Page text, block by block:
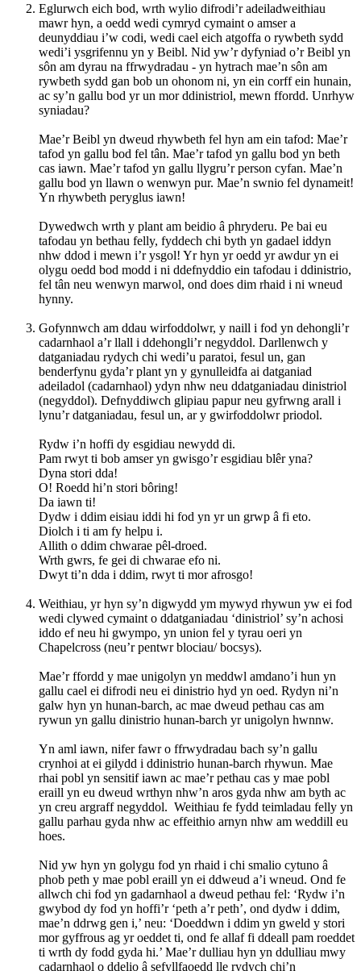
Eglurwch eich bod, wrth wylio difrodi’r adeiladweithiau
mawr hyn, a oedd wedi cymryd cymaint o amser a
deunyddiau i’w codi, wedi cael eich atgoffa o rywbeth sydd
wedi’i ysgrifennu yn y Beibl. Nid yw’r dyfyniad o’r Beibl yn
sôn am dyrau na ffrwydradau - yn hytrach mae’n sôn am
rywbeth sydd gan bob un ohonom ni, yn ein corff ein hunain,
ac sy’n gallu bod yr un mor ddinistriol, mewn ffordd. Unrhyw
syniadau?
Mae’r Beibl yn dweud rhywbeth fel hyn am ein tafod: Mae’r
tafod yn gallu bod fel tân. Mae’r tafod yn gallu bod yn beth
cas iawn. Mae’r tafod yn gallu llygru’r person cyfan. Mae’n
gallu bod yn llawn o wenwyn pur. Mae’n swnio fel dynameit!
Yn rhywbeth peryglus iawn!
Dywedwch wrth y plant am beidio â phryderu. Pe bai eu
tafodau yn bethau felly, fyddech chi byth yn gadael iddyn
nhw ddod i mewn i’r ysgol! Yr hyn yr oedd yr awdur yn ei
olygu oedd bod modd i ni ddefnyddio ein tafodau i ddinistrio,
fel tân neu wenwyn marwol, ond does dim rhaid i ni wneud
hynny.
Gofynnwch am ddau wirfoddolwr, y naill i fod yn dehongli’r
cadarnhaol a’r llall i ddehongli’r negyddol. Darllenwch y
datganiadau rydych chi wedi’u paratoi, fesul un, gan
benderfynu gyda’r plant yn y gynulleidfa ai datganiad
adeiladol (cadarnhaol) ydyn nhw neu ddatganiadau dinistriol
(negyddol). Defnyddiwch glipiau papur neu gyfrwng arall i
lynu’r datganiadau, fesul un, ar y gwirfoddolwr priodol.
Rydw i’n hoffi dy esgidiau newydd di.
Pam rwyt ti bob amser yn gwisgo’r esgidiau blêr yna?
Dyna stori dda!
O! Roedd hi’n stori bôring!
Da iawn ti!
Dydw i ddim eisiau iddi hi fod yn yr un grwp â fi eto.
Diolch i ti am fy helpu i.
Allith o ddim chwarae pêl-droed.
Wrth gwrs, fe gei di chwarae efo ni.
Dwyt ti’n dda i ddim, rwyt ti mor afrosgo!
Weithiau, yr hyn sy’n digwydd ym mywyd rhywun yw ei fod
wedi clywed cymaint o ddatganiadau ‘dinistriol’ sy’n achosi
iddo ef neu hi gwympo, yn union fel y tyrau oeri yn
Chapelcross (neu’r pentwr blociau/ bocsys).
Mae’r ffordd y mae unigolyn yn meddwl amdano’i hun yn
gallu cael ei difrodi neu ei dinistrio hyd yn oed. Rydyn ni’n
galw hyn yn hunan-barch, ac mae dweud pethau cas am
rywun yn gallu dinistrio hunan-barch yr unigolyn hwnnw.
Yn aml iawn, nifer fawr o ffrwydradau bach sy’n gallu
crynhoi at ei gilydd i ddinistrio hunan-barch rhywun. Mae
rhai pobl yn sensitif iawn ac mae’r pethau cas y mae pobl
eraill yn eu dweud wrthyn nhw’n aros gyda nhw am byth ac
yn creu argraff negyddol. Weithiau fe fydd teimladau felly yn
gallu parhau gyda nhw ac effeithio arnyn nhw am weddill eu
hoes.
Nid yw hyn yn golygu fod yn rhaid i chi smalio cytuno â
phob peth y mae pobl eraill yn ei ddweud a’i wneud. Ond fe
allwch chi fod yn gadarnhaol a dweud pethau fel: ‘Rydw i’n
gwybod dy fod yn hoffi’r ‘peth a’r peth’, ond dydw i ddim,
mae’n ddrwg gen i,’ neu: ‘Doeddwn i ddim yn gweld y stori
mor gyffrous ag yr oeddet ti, ond fe allaf fi ddeall pam roeddet
ti wrth dy fodd gyda hi.’ Mae’r dulliau hyn yn ddulliau mwy
cadarnhaol o ddelio â sefyllfaoedd lle rydych chi’n